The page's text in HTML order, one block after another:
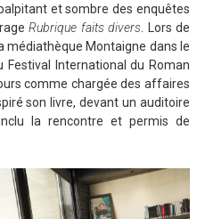
et sombre des enquêtes
Rubrique faits divers . Lors de
médiathèque Montaigne dans le
International du Roman
comme chargée des affaires
son livre, devant un auditoire
la rencontre et permis de